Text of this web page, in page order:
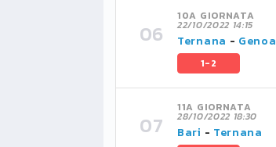
10A GIORNATA
22/10/2022 14:15
Ternana - Genoa
1-2
11A GIORNATA
28/10/2022 18:30
Bari - Ternana